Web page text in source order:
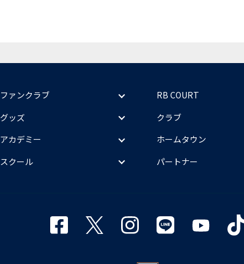
ファンクラブ
グッズ
アカデミー
スクール
RB COURT
クラブ
ホームタウン
パートナー